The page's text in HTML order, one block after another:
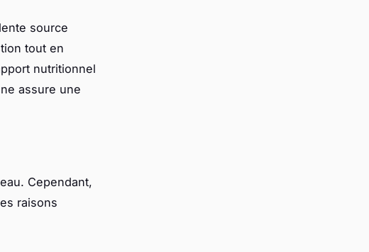
source
tout en
nutritionnel
assure une
Cependant,
raisons